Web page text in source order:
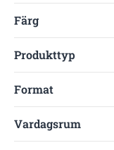
Färg
Produkttyp
Format
Vardagsrum